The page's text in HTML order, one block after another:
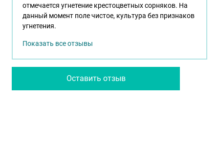
отмечается угнетение крестоцветных сорняков. На
данный момент поле чистое, культура без признаков
угнетения.
Показать все отзывы
Оставить отзыв